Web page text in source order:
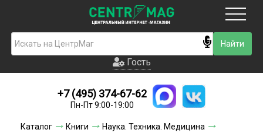
Гость
Новинки
Условия доставки
Гость
+7 (495) 374-67-62
Пн-Пт 9:00-19:00
Каталог Книги
Наука. Техника. Медицина